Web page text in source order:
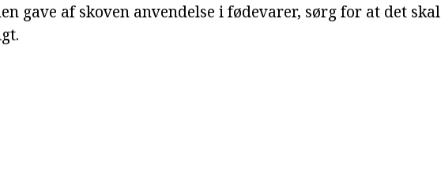
gave af skoven anvendelse i fødevarer, sørg for at det skal